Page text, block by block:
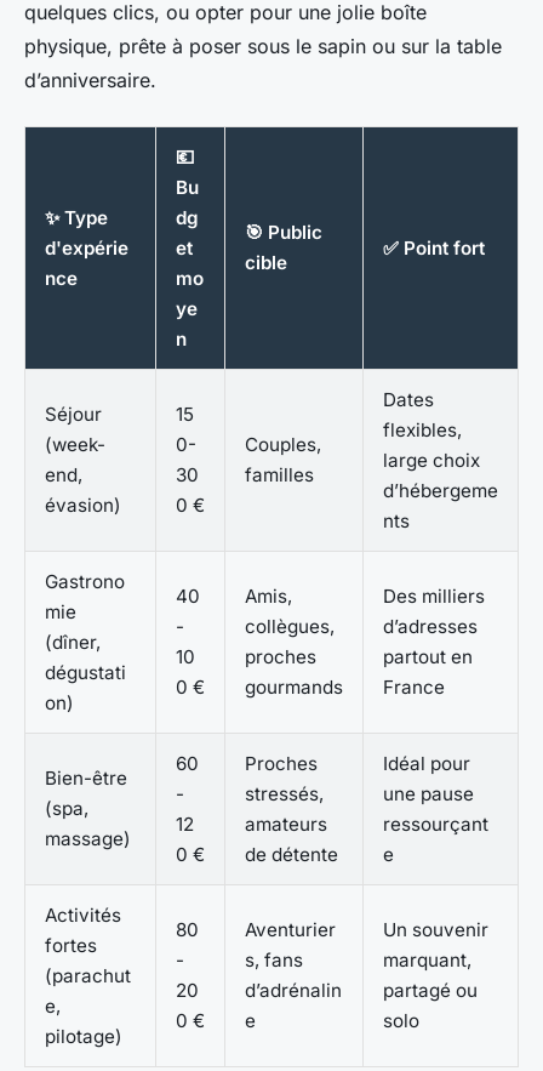
quelques clics, ou opter pour une jolie boîte
physique, prête à poser sous le sapin ou sur la table
d’anniversaire.
✨ Type
d'expérie
nce
💶
Bu
dg
et
mo
ye
n
🎯 Public
cible
✅ Point fort
Séjour
(week-
end,
évasion)
15
0-
30
0 €
Couples,
familles
Dates
flexibles,
large choix
d’hébergeme
nts
Gastrono
mie
(dîner,
dégustati
on)
40
-
10
0 €
Amis,
collègues,
proches
gourmands
Des milliers
d’adresses
partout en
France
Bien-être
(spa,
massage)
60
-
12
0 €
Proches
stressés,
amateurs
de détente
Idéal pour
une pause
ressourçant
e
Activités
fortes
(parachut
e,
pilotage)
80
-
20
0 €
Aventurier
s, fans
d’adrénalin
e
Un souvenir
marquant,
partagé ou
solo